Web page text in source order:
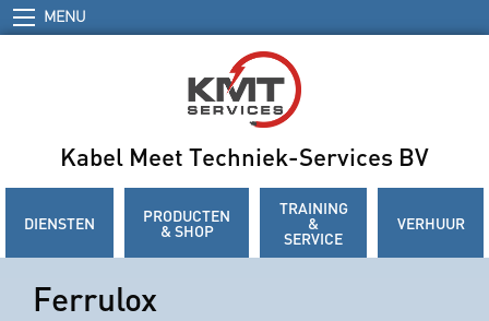
MENU
Kabel Meet Techniek-Services BV
DIENSTEN PRODUCTEN
& SHOP
TRAINING
&
SERVICE
VERHUUR
Ferrulox